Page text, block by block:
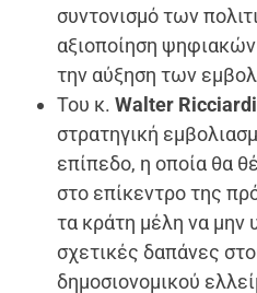
συντονισμό των
αξιοποίηση
την αύξηση των
Του κ. Walter Ricciardi
στρατηγική
επίπεδο, η οποία θα
στο επίκεντρο της
τα κράτη μέλη να μην
σχετικές δαπάνες
δημοσιονομικού